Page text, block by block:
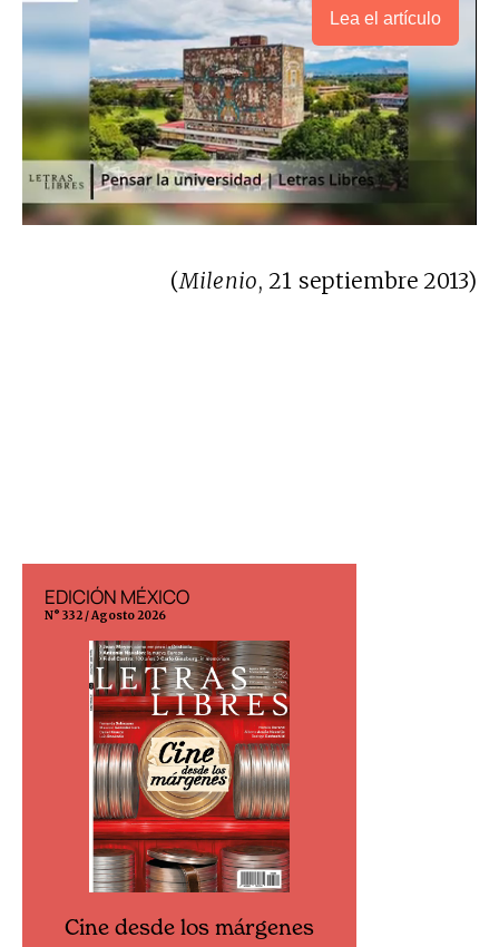
Lea el artículo
(Milenio, 21 septiembre 2013)
EDICIÓN MÉXICO
N° 332 / Agosto 2026
Cine desde los márgenes